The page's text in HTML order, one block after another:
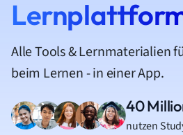
Alle Tools & Lernmaterialien
beim Lernen - in einer App.
40
nutzen